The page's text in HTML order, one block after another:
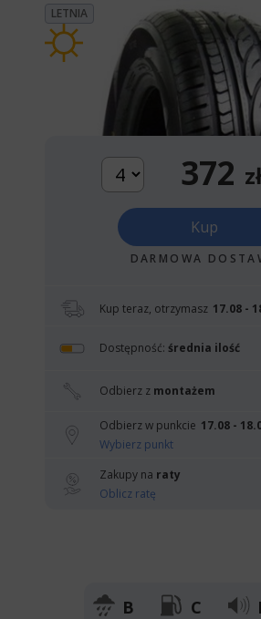
LETNIA
372
Kup
DARMOWA
Kup teraz, otrzymasz 17.08 -
Dostępność: średnia ilość
Odbierz z montażem
Odbierz w punkcie 17.08 -
Wybierz punkt
Zakupy na raty
Oblicz ratę
B C